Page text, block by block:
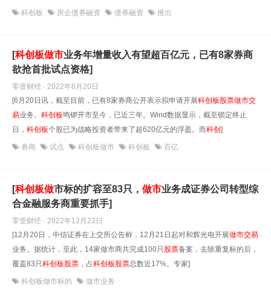
科创板 房企债券融资 债券融资 推出
[科创板做市业务年增量收入有望超百亿元，已有8家券商
欲抢首批试点资格]
零壹财经 · 2022年6月20日
[6月20日讯，截至目前，已有8家券商公开表示拟申请开展科创板股票做市交
易业务。 科创板鸣锣开市至今，已近三年。Wind数据显示，截至锁定终止
日， 科创板个股已为战略投资者带来了超620亿元的浮盈。而科创]
券商 试点 科创板做市 科创板 百亿
[科创板做市标的扩容至83只， 做市业务成证券公司转型综
合金融服务商重要抓手]
零壹财经 · 2022年12月22日
[12月20日，中信证券在上交所公告称，12月21日起对和辉光电开展做市交易
业务。据统计，至此，14家做市商共完成100只 股票备案，去除重复标的后，
覆盖83只科创板股票 ，占科创板股票总数近17%。专家]
科创板做市标的 做市业务